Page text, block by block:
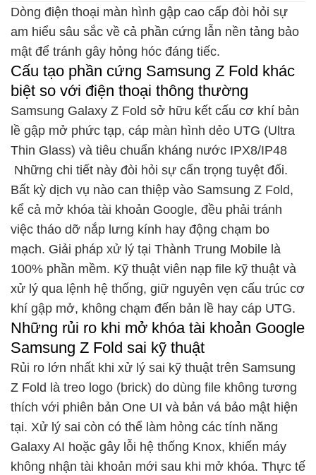
Dòng điện thoại màn hình gập cao cấp đòi hỏi sự
am hiểu sâu sắc về cả phần cứng lẫn nền tảng bảo
mật để tránh gây hỏng hóc đáng tiếc.
Cấu tạo phần cứng Samsung Z Fold khác
biệt so với điện thoại thông thường
Samsung Galaxy Z Fold sở hữu kết cấu cơ khí bản
lề gập mở phức tạp, cáp màn hình dẻo UTG (Ultra
Thin Glass) và tiêu chuẩn kháng nước IPX8/IP48
Những chi tiết này đòi hỏi sự cẩn trọng tuyệt đối.
Bất kỳ dịch vụ nào can thiệp vào Samsung Z Fold,
kể cả mở khóa tài khoản Google, đều phải tránh
việc tháo dỡ nắp lưng kính hay động chạm bo
mạch. Giải pháp xử lý tại Thành Trung Mobile là
100% phần mềm. Kỹ thuật viên nạp file kỹ thuật và
xử lý qua lệnh hệ thống, giữ nguyên vẹn cấu trúc cơ
khí gập mở, không chạm đến bản lề hay cáp UTG.
Những rủi ro khi mở khóa tài khoản Google
Samsung Z Fold sai kỹ thuật
Rủi ro lớn nhất khi xử lý sai kỹ thuật trên Samsung
Z Fold là treo logo (brick) do dùng file không tương
thích với phiên bản One UI và bản vá bảo mật hiện
tại. Xử lý sai còn có thể làm hỏng các tính năng
Galaxy AI hoặc gây lỗi hệ thống Knox, khiến máy
không nhận tài khoản mới sau khi mở khóa. Thực tế